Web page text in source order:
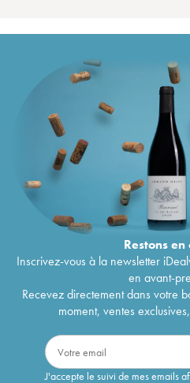
Restons en
Inscrivez-vous à la newsletter
en avant-
Recevez directement dans votre
moment, ventes
J'accepte le suivi de mes emails